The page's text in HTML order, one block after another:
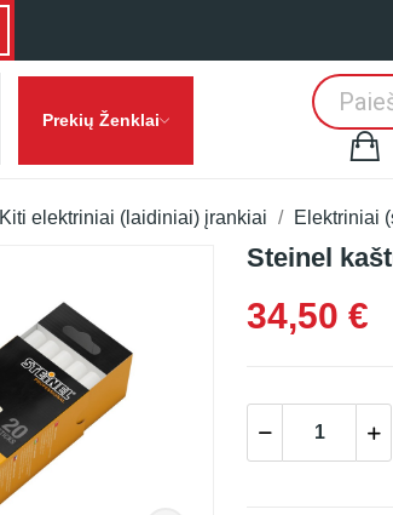
Prekių Ženklai
Kiti elektriniai (laidiniai) įrankiai Elektriniai
Steinel
34,50 €